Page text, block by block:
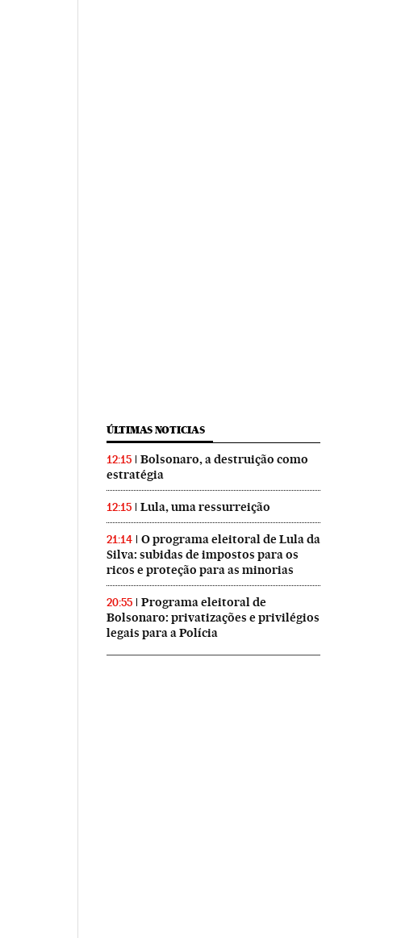
ÚLTIMAS NOTICIAS
12:15
Bolsonaro, a destruição como
estratégia
12:15 Lula, uma ressurreição
21:14
O programa eleitoral de Lula da
Silva: subidas de impostos para os
ricos e proteção para as minorias
20:55
Programa eleitoral de
Bolsonaro: privatizações e privilégios
legais para a Polícia